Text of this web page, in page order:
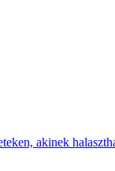
akinek